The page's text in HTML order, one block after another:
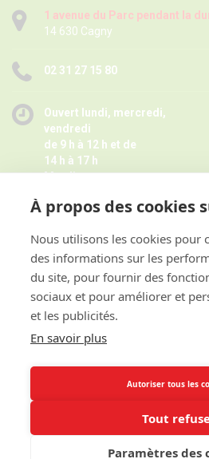
1 avenue du Parc pendant la
14 630 Cagny
02 31 27 15 80
Ouvert lundi, mercredi,
vendredi
de 9 h à 12 h et de
14 h à 17 h
Mardi
Jeudi de 14 h à 17 h -Fermé
Horaires juillet août ici
et sur rendez-vous
ACCES RAPIDE
INFORMATIONS
©Copyright 2017 - Mairie de Cagny
À propos des cookies
Nous utilisons les cookies pour
des informations sur les
du site, pour fournir des
sociaux et pour améliorer et
et les publicités.
En savoir plus
Autoriser tous les
Tout
Paramètres des